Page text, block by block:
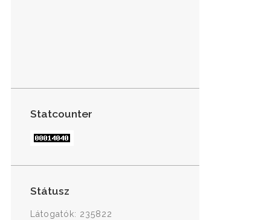
Statcounter
Státusz
Látogatók: 235822